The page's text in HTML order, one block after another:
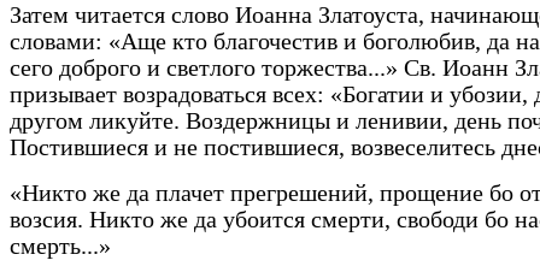
Затем читается слово Иоанна Златоуста,
словами: «Аще кто благочестив и боголюбив, да
сего доброго и светлого торжества...» Св. Иоанн
призывает возрадоваться всех: «Богатии и убозии,
другом ликуйте. Воздержницы и ленивии, день
Постившиеся и не постившиеся, возвеселитесь
«Никто же да плачет прегрешений, прощение бо
возсия. Никто же да убоится смерти, свободи бо
смерть...»